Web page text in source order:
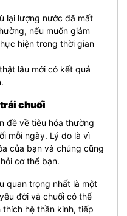
lại lượng nước đã mất
nếu muốn giảm
hiện trong thời gian
lâu mới có kết quả
chuối
đề về tiêu hóa thường
mỗi ngày. Lý do là vì
của bạn và chúng cũng
cơ thể bạn.
quan trọng nhất là một
đời và chuối có thể
hệ thần kinh, tiếp